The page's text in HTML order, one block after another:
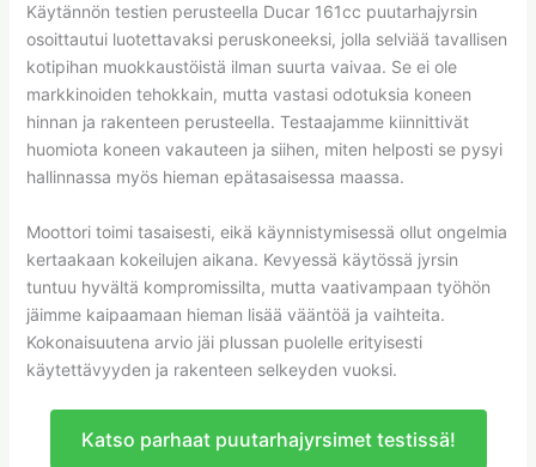
Käytännön testien perusteella Ducar 161cc puutarhajyrsin
osoittautui luotettavaksi peruskoneeksi, jolla selviää tavallisen
kotipihan muokkaustöistä ilman suurta vaivaa. Se ei ole
markkinoiden tehokkain, mutta vastasi odotuksia koneen
hinnan ja rakenteen perusteella. Testaajamme kiinnittivät
huomiota koneen vakauteen ja siihen, miten helposti se pysyi
hallinnassa myös hieman epätasaisessa maassa.
Moottori toimi tasaisesti, eikä käynnistymisessä ollut ongelmia
kertaakaan kokeilujen aikana. Kevyessä käytössä jyrsin
tuntuu hyvältä kompromissilta, mutta vaativampaan työhön
jäimme kaipaamaan hieman lisää vääntöä ja vaihteita.
Kokonaisuutena arvio jäi plussan puolelle erityisesti
käytettävyyden ja rakenteen selkeyden vuoksi.
Katso parhaat puutarhajyrsimet testissä!